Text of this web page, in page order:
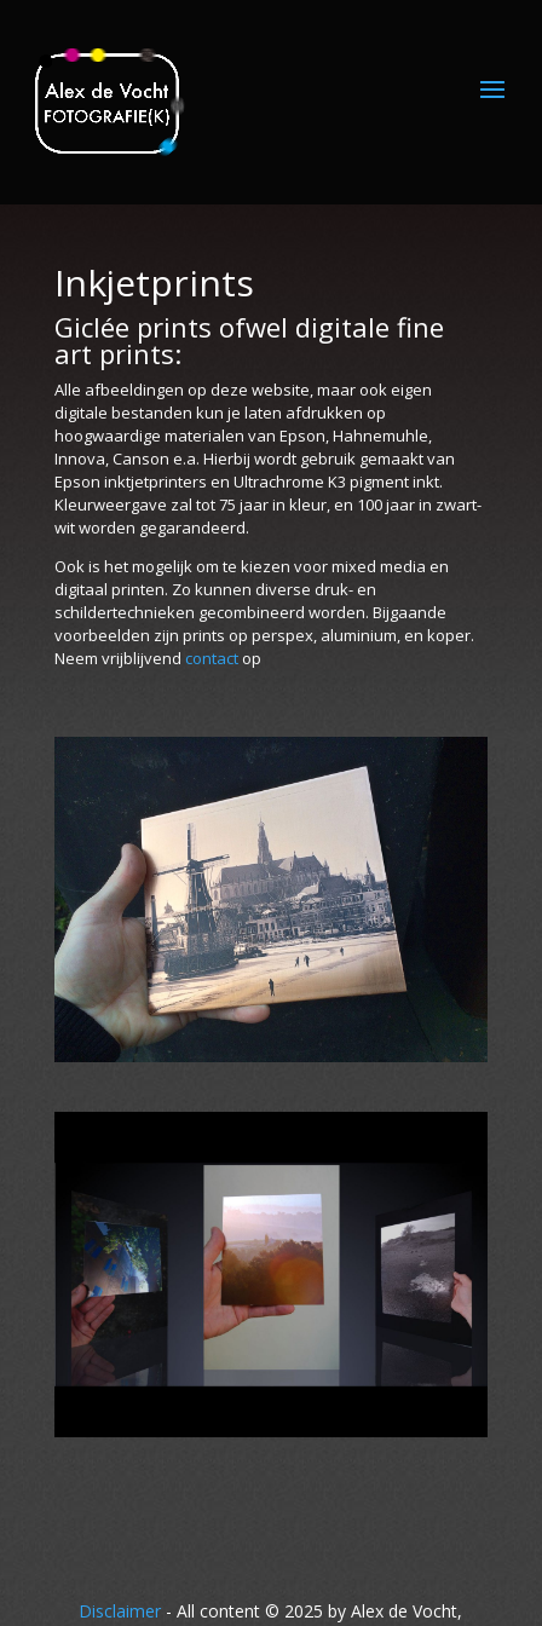
Inkjetprints
Giclée prints ofwel digitale fine
art prints:
Alle afbeeldingen op deze website, maar ook eigen
digitale bestanden kun je laten afdrukken op
hoogwaardige materialen van Epson, Hahnemuhle,
Innova, Canson e.a. Hierbij wordt gebruik gemaakt van
Epson inktjetprinters en Ultrachrome K3 pigment inkt.
Kleurweergave zal tot 75 jaar in kleur, en 100 jaar in zwart-
wit worden gegarandeerd.
Ook is het mogelijk om te kiezen voor mixed media en
digitaal printen. Zo kunnen diverse druk- en
schildertechnieken gecombineerd worden. Bijgaande
voorbeelden zijn prints op perspex, aluminium, en koper.
Neem vrijblijvend contactop
Disclaimer - All content © 2025 by Alex de Vocht,